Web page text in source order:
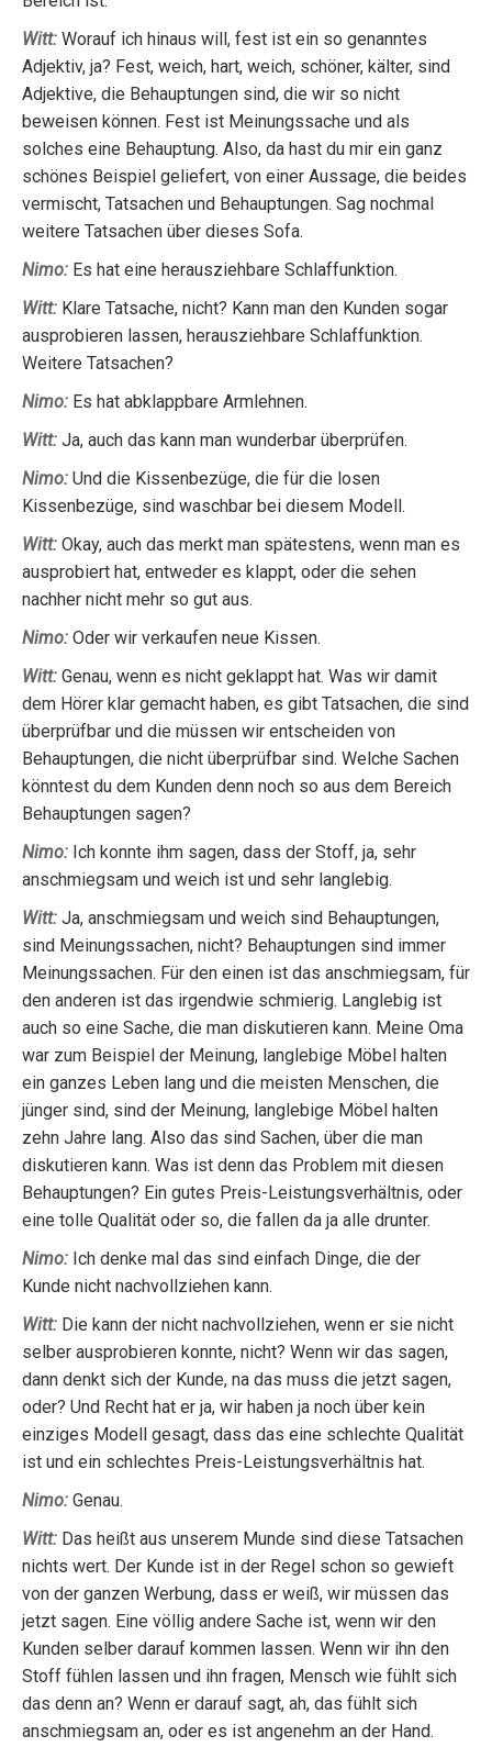
Witt: Worauf ich hinaus will, fest ist ein so genanntes
Adjektiv, ja? Fest, weich, hart, weich, schöner, kälter, sind
Adjektive, die Behauptungen sind, die wir so nicht
beweisen können. Fest ist Meinungssache und als
solches eine Behauptung. Also, da hast du mir ein ganz
schönes Beispiel geliefert, von einer Aussage, die beides
vermischt, Tatsachen und Behauptungen. Sag nochmal
weitere Tatsachen über dieses Sofa.
Nimo: Es hat eine herausziehbare Schlaffunktion.
Witt: Klare Tatsache, nicht? Kann man den Kunden sogar
ausprobieren lassen, herausziehbare Schlaffunktion.
Weitere Tatsachen?
Nimo: Es hat abklappbare Armlehnen.
Witt: Ja, auch das kann man wunderbar überprüfen.
Nimo: Und die Kissenbezüge, die für die losen
Kissenbezüge, sind waschbar bei diesem Modell.
Witt: Okay, auch das merkt man spätestens, wenn man es
ausprobiert hat, entweder es klappt, oder die sehen
nachher nicht mehr so gut aus.
Nimo: Oder wir verkaufen neue Kissen.
Witt: Genau, wenn es nicht geklappt hat. Was wir damit
dem Hörer klar gemacht haben, es gibt Tatsachen, die sind
überprüfbar und die müssen wir entscheiden von
Behauptungen, die nicht überprüfbar sind. Welche Sachen
könntest du dem Kunden denn noch so aus dem Bereich
Behauptungen sagen?
Nimo: Ich konnte ihm sagen, dass der Stoff, ja, sehr
anschmiegsam und weich ist und sehr langlebig.
Witt: Ja, anschmiegsam und weich sind Behauptungen,
sind Meinungssachen, nicht? Behauptungen sind immer
Meinungssachen. Für den einen ist das anschmiegsam, für
den anderen ist das irgendwie schmierig. Langlebig ist
auch so eine Sache, die man diskutieren kann. Meine Oma
war zum Beispiel der Meinung, langlebige Möbel halten
ein ganzes Leben lang und die meisten Menschen, die
jünger sind, sind der Meinung, langlebige Möbel halten
zehn Jahre lang. Also das sind Sachen, über die man
diskutieren kann. Was ist denn das Problem mit diesen
Behauptungen? Ein gutes Preis-Leistungsverhältnis, oder
eine tolle Qualität oder so, die fallen da ja alle drunter.
Nimo: Ich denke mal das sind einfach Dinge, die der
Kunde nicht nachvollziehen kann.
Witt: Die kann der nicht nachvollziehen, wenn er sie nicht
selber ausprobieren konnte, nicht? Wenn wir das sagen,
dann denkt sich der Kunde, na das muss die jetzt sagen,
oder? Und Recht hat er ja, wir haben ja noch über kein
einziges Modell gesagt, dass das eine schlechte Qualität
ist und ein schlechtes Preis-Leistungsverhältnis hat.
Nimo: Genau.
Witt: Das heißt aus unserem Munde sind diese Tatsachen
nichts wert. Der Kunde ist in der Regel schon so gewieft
von der ganzen Werbung, dass er weiß, wir müssen das
jetzt sagen. Eine völlig andere Sache ist, wenn wir den
Kunden selber darauf kommen lassen. Wenn wir ihn den
Stoff fühlen lassen und ihn fragen, Mensch wie fühlt sich
das denn an? Wenn er darauf sagt, ah, das fühlt sich
anschmiegsam an, oder es ist angenehm an der Hand.